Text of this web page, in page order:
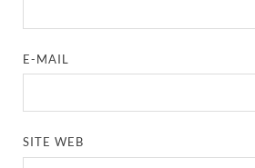
E-MAIL
SITE WEB